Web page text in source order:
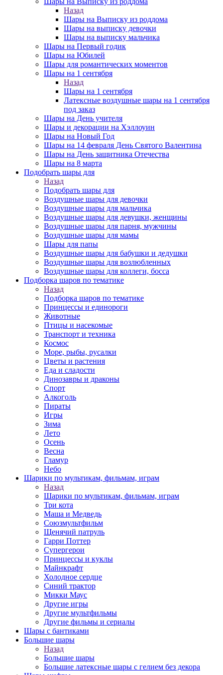
Назад
Шары на Выписку из роддома
Шары на выписку девочки
Шары на выписку мальчика
Шары на Первый годик
Шары на Юбилей
Шары для романтических моментов
Шары на 1 сентября
Назад
Шары на 1 сентября
Латексные воздушные шары на 1 сентября
под заказ
Шары на День учителя
Шары и декорации на Хэллоуин
Шары на Новый Год
Шары на 14 февраля День Святого Валентина
Шары на День защитника Отечества
Шары на 8 марта
Подобрать шары для
Назад
Подобрать шары для
Воздушные шары для девочки
Воздушные шары для мальчика
Воздушные шары для девушки, женщины
Воздушные шары для парня, мужчины
Воздушные шары для мамы
Шары для папы
Воздушные шары для бабушки и дедушки
Воздушные шары для возлюбленных
Воздушные шары для коллеги, босса
Подборка шаров по тематике
Назад
Подборка шаров по тематике
Принцессы и единороги
Животные
Птицы и насекомые
Транспорт и техника
Космос
Море, рыбы, русалки
Цветы и растения
Еда и сладости
Динозавры и драконы
Спорт
Алкоголь
Пираты
Игры
Зима
Лето
Осень
Весна
Гламур
Небо
Шарики по мультикам, фильмам, играм
Назад
Шарики по мультикам, фильмам, играм
Три кота
Маша и Медведь
Союзмультфильм
Щенячий патруль
Гарри Поттер
Супергерои
Принцессы и куклы
Майнкрафт
Холодное сердце
Синий трактор
Микки Маус
Другие игры
Другие мультфильмы
Другие фильмы и сериалы
Шары с бантиками
Большие шары
Назад
Большие шары
Большие латексные шары с гелием без декора